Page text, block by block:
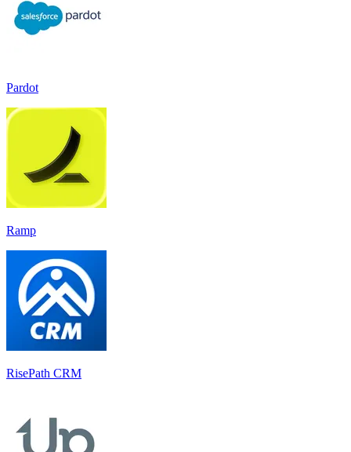
Pardot
Ramp
RisePath CRM